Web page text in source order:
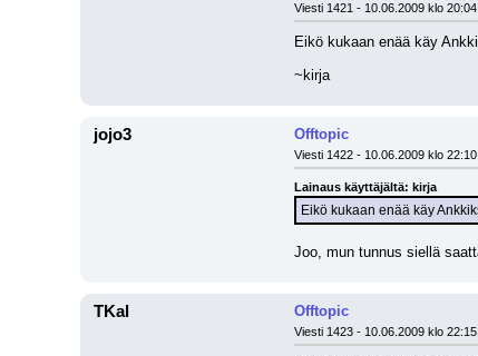
Viesti 1421 - 10.06.2009 klo
Eikö kukaan enää käy
~kirja
jojo3 Offtopic
Viesti 1422 - 10.06.2009 klo
Lainaus käyttäjältä: kirja
Eikö kukaan enää käy
Joo, mun tunnus siellä
TKal Offtopic
Viesti 1423 - 10.06.2009 klo